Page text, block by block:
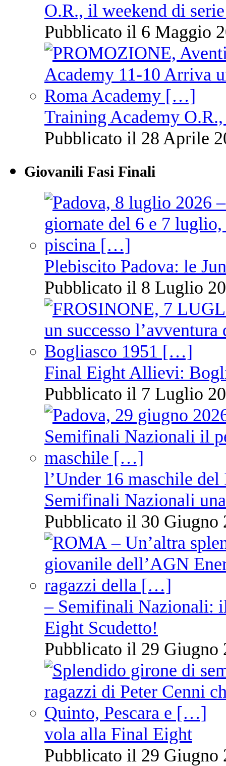
O.R., il weekend di
Pubblicato il 6 Maggio
Training Academy
Pubblicato il 28 Aprile
Giovanili Fasi Finali
Plebiscito Padova: le
Pubblicato il 8 Luglio
Final Eight Allievi:
Pubblicato il 7 Luglio
l’Under 16 maschile
Semifinali Nazionali
Pubblicato il 30 Giugno
– Semifinali Nazionali:
Eight Scudetto!
Pubblicato il 29 Giugno
vola alla Final Eight
Pubblicato il 29 Giugno